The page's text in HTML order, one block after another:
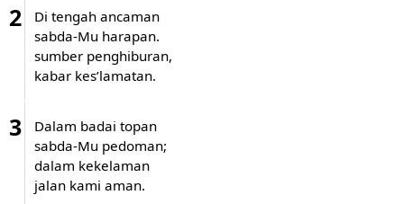
2
Di tengah ancaman
sabda-Mu harapan.
sumber penghiburan,
kabar kes’lamatan.
3
Dalam badai topan
sabda-Mu pedoman;
dalam kekelaman
jalan kami aman.